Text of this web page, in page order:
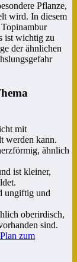
Pflanze,
wird. In diesem
ist wichtig zu
der ähnlichen
mit
werden kann.
ähnlich
ist kleiner,
ungiftig und
oberirdisch,
sind.
zum